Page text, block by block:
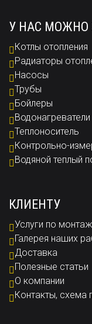
У НАС МОЖНО
Котлы отопления
Радиаторы
Насосы
Трубы
Бойлеры
Водонагреватели
Теплоноситель
Контрольно-
Водяной теплый
КЛИЕНТУ
Услуги по
Галерея наших
Доставка
Полезные статьи
О компании
Контакты, схема